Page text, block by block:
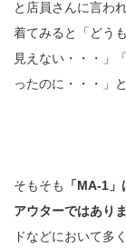
と店員さんに言わ
着てみると「どう
見えない・・・」
ったのに・・・」
そもそも
「MA-1
アウターではありま
ドなどにおいて多